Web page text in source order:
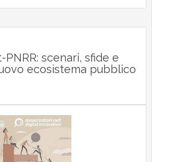
scenari, sfide e
ecosistema pubblico